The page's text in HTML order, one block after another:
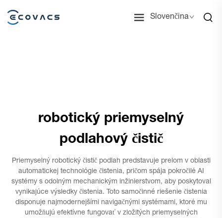
Slovenčina
robotický priemyselný
podlahový čistič
Priemyselný robotický čistič podlah predstavuje prelom v oblasti
automatickej technológie čistenia, pričom spája pokročilé AI
systémy s odolným mechanickým inžinierstvom, aby poskytoval
vynikajúce výsledky čistenia. Toto samočinné riešenie čistenia
disponuje najmodernejšími navigačnými systémami, ktoré mu
umožňujú efektívne fungovať v zložitých priemyselných